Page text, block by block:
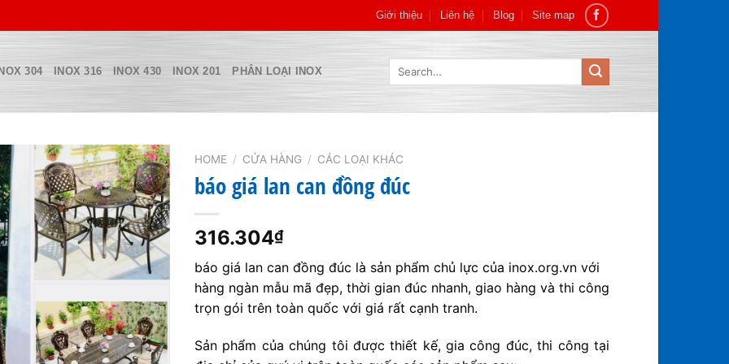
Giới thiệu Liên hệ Blog Site map
INOX 304 INOX 316 INOX 430 INOX 201 PHÂN LOẠI INOX
Search
HOME / CỬA HÀNG / CÁC LOẠI KHÁC
báo giá lan can đồng đúc
316.304₫
báo giá lan can đồng đúc là sản phẩm chủ lực của inox.org.vn với
hàng ngàn mẫu mã đẹp, thời gian đúc nhanh, giao hàng và thi công
trọn gói trên toàn quốc với giá rất cạnh tranh.
Sản phẩm của chúng tôi được thiết kế, gia công đúc, thi công tại